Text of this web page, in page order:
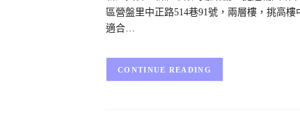
區營盤里中正路514巷91號，兩層樓，挑高
適合…
CONTINUE READING